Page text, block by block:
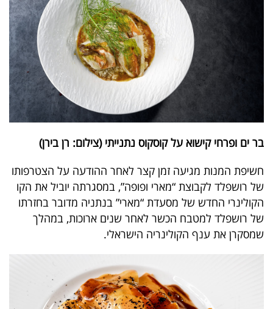
שיתופי
ניוזלטרים
מייל
אדום
פרסמו
בר ים ופרחי קישוא על קוסקוס נתנייתי (צילום: רן בירן)
חשיפת המנות מגיעה זמן קצר לאחר ההודעה על הצטרפותו
של רושפלד לקבוצת “מארי ופופה”, במסגרתה יוביל את הקו
הקולינרי החדש של מסעדת “מארי” בנתניה מדובר בחזרתו
של רושפלד למטבח הכשר לאחר שנים ארוכות, במהלך
שמסקרן את ענף הקולינריה הישראלי.